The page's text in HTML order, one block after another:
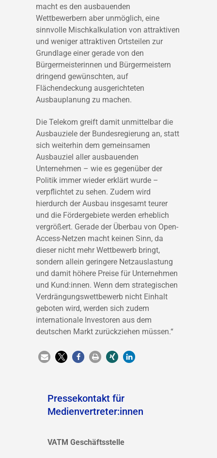
macht es den ausbauenden
Wettbewerbern aber unmöglich, eine
sinnvolle Mischkalkulation von attraktiven
und weniger attraktiven Ortsteilen zur
Grundlage einer gerade von den
Bürgermeisterinnen und Bürgermeistern
dringend gewünschten, auf
Flächendeckung ausgerichteten
Ausbauplanung zu machen.
Die Telekom greift damit unmittelbar die
Ausbauziele der Bundesregierung an, statt
sich weiterhin dem gemeinsamen
Ausbauziel aller ausbauenden
Unternehmen – wie es gegenüber der
Politik immer wieder erklärt wurde –
verpflichtet zu sehen. Zudem wird
hierdurch der Ausbau insgesamt teurer
und die Fördergebiete werden erheblich
vergrößert. Gerade der Überbau von Open-
Access-Netzen macht keinen Sinn, da
dieser nicht mehr Wettbewerb bringt,
sondern allein geringere Netzauslastung
und damit höhere Preise für Unternehmen
und Kund:innen. Wenn dem strategischen
Verdrängungswettbewerb nicht Einhalt
geboten wird, werden sich zudem
internationale Investoren aus dem
deutschen Markt zurückziehen müssen.“
Pressekontakt für
Medienvertreter:innen
VATM Geschäftsstelle